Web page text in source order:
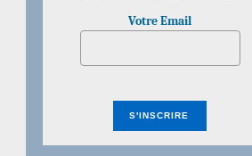
Votre Email